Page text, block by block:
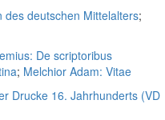
des deutschen Mittelalters;
De scriptoribus
; Melchior Adam: Vitae
Drucke 16. Jahrhunderts (VD